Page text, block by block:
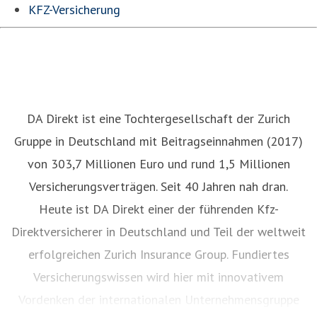
KFZ-Versicherung
DA Direkt ist eine Tochtergesellschaft der Zurich
Gruppe in Deutschland mit Beitragseinnahmen (2017)
von 303,7 Millionen Euro und rund 1,5 Millionen
Versicherungsverträgen. Seit 40 Jahren nah dran.
Heute ist DA Direkt einer der führenden Kfz-
Direktversicherer in Deutschland und Teil der weltweit
erfolgreichen Zurich Insurance Group. Fundiertes
Versicherungswissen wird hier mit innovativem
Vordenken der internationalen Unternehmensgruppe